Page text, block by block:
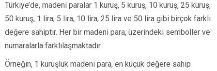
Türkiye’de, madeni paralar 1 kuruş, 5 kuruş, 10 kuruş, 25 kuruş,
50 kuruş, 1 lira, 5 lira, 10 lira, 25 lira ve 50 lira gibi birçok farklı
değere sahiptir. Her bir madeni para, üzerindeki semboller ve
numaralarla farklılaşmaktadır.
Örneğin, 1 kuruşluk madeni para, en küçük değere sahip